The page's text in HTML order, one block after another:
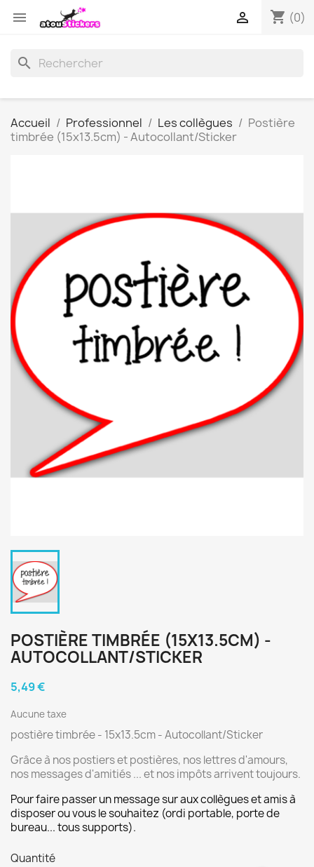
 shopping_cart (0)

search
Accueil Professionnel Les collègues
Postière
timbrée (15x13.5cm) - Autocollant/Sticker
POSTIÈRE TIMBRÉE (15X13.5CM) -
AUTOCOLLANT/STICKER
5,49 €
Aucune taxe
postière timbrée - 15x13.5cm - Autocollant/Sticker
Grâce à nos postiers et postières, nos lettres d'amours,
nos messages d'amitiés ... et nos impôts arrivent toujours.
Pour faire passer un message sur aux collègues et amis à
disposer ou vous le souhaitez (ordi portable, porte de
bureau... tous supports).
Quantité